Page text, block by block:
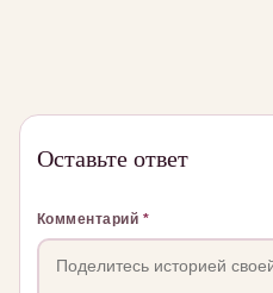
Оставьте ответ
Комментарий *